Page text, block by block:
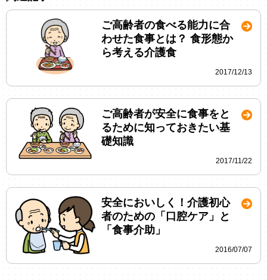
ご高齢者の食べる能力に合
わせた食事とは？ 食形態か
ら考える介護食
2017/12/13
ご高齢者が安全に食事をと
るために知っておきたい基
礎知識
2017/11/22
安全においしく！介護初心
者のための「口腔ケア」と
「食事介助」
2016/07/07